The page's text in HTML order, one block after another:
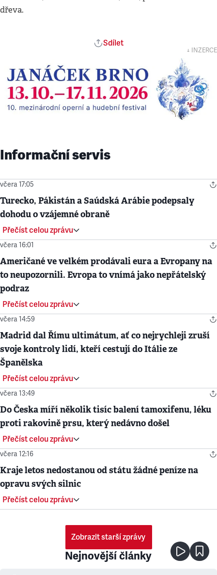
dřeva.
Sdílet
↓ INZERCE
Informační servis
včera 17:05
Turecko, Pákistán a Saúdská Arábie podepsaly
dohodu o vzájemné obraně
Přečíst celou zprávu
včera 16:01
Američané ve velkém prodávali eura a Evropany na
to neupozornili. Evropa to vnímá jako nepřátelský
podraz
Přečíst celou zprávu
včera 14:59
Madrid dal Římu ultimátum, ať co nejrychleji zruší
svoje kontroly lidí, kteří cestují do Itálie ze
Španělska
Přečíst celou zprávu
včera 13:49
Do Česka míří několik tisíc balení tamoxifenu, léku
proti rakovině prsu, který nedávno došel
Přečíst celou zprávu
včera 12:16
Kraje letos nedostanou od státu žádné peníze na
opravu svých silnic
Přečíst celou zprávu
Zobrazit starší zprávy
Nejnovější články